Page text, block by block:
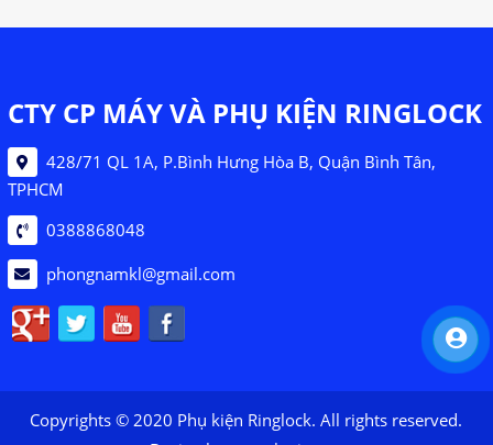
CTY CP MÁY VÀ PHỤ KIỆN RINGLOCK
428/71 QL 1A, P.Bình Hưng Hòa B, Quận Bình Tân,
TPHCM
0388868048
phongnamkl@gmail.com
Copyrights © 2020 Phụ kiện Ringlock. All rights reserved.